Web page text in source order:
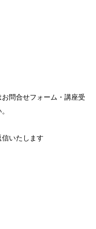
問合せフォーム・講座受
いたします